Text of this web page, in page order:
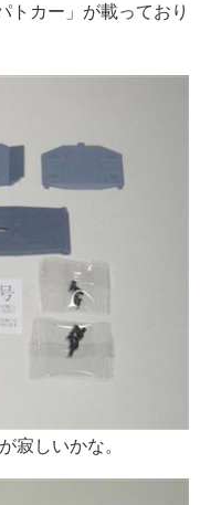
トカー」が載っており
寂しいかな。